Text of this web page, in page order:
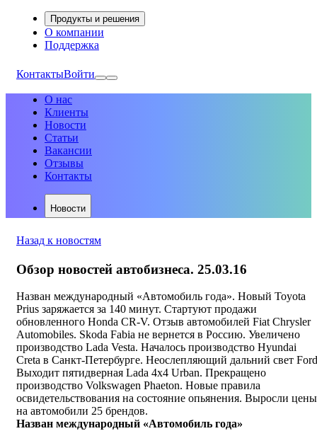
Продукты и решения
О компании
Поддержка
КонтактыВойти
О нас
Клиенты
Новости
Статьи
Вакансии
Отзывы
Контакты
Новости
Назад к новостям
Обзор новостей автобизнеса. 25.03.16
Назван международный «Автомобиль года». Новый Toyota
Prius заряжается за 140 минут. Стартуют продажи
обновленного Honda CR-V. Отзыв автомобилей Fiat Chrysler
Automobiles. Skoda Fabia не вернется в Россию. Увеличено
производство Lada Vesta. Началось производство Hyundai
Creta в Санкт-Петербурге. Неослепляющий дальний свет
Выходит пятидверная Lada 4х4 Urban. Прекращено
производство Volkswagen Phaeton. Новые правила
освидетельствования на состояние опьянения. Выросли цены
на автомобили 25 брендов.
Назван международный «Автомобиль года»